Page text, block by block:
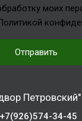
моих
Отправить
Петровский"
+7(926)574-34-45